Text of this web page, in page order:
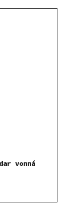
vonná